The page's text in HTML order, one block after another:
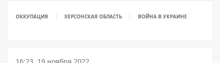
ОККУПАЦИЯ ХЕРСОНСКАЯ ОБЛАСТЬ ВОЙНА В УКРАИНЕ
16:23, 19 ноября 2022